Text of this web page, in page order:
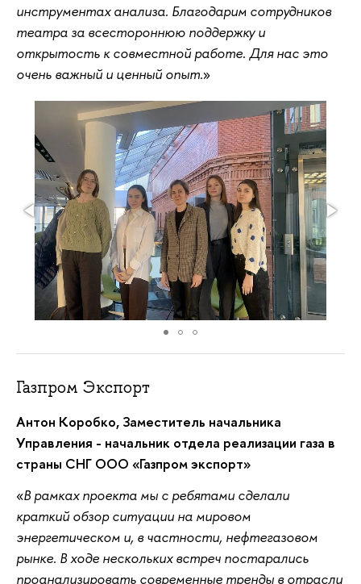
инструментах анализа. Благодарим сотрудников
театра за всестороннюю поддержку и
открытость к совместной работе. Для нас это
очень важный и ценный опыт.
Газпром Экспорт
Антон Коробко, Заместитель начальника
Управления - начальник отдела реализации газа в
страны СНГ ООО «Газпром экспорт»
В рамках проекта мы с ребятами сделали
краткий обзор ситуации на мировом
энергетическом и, в частности, нефтегазовом
рынке. В ходе нескольких встреч постарались
проанализировать современные тренды в отрасли